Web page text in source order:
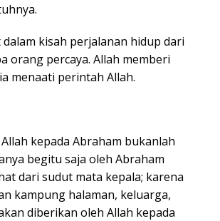
kisah perjalanan hidup dari
orang percaya. Allah memberi
menaati perintah Allah.
kepada Abraham bukanlah
begitu saja oleh Abraham
dari sudut mata kepala; karena
kampung halaman, keluarga,
diberikan oleh Allah kepada